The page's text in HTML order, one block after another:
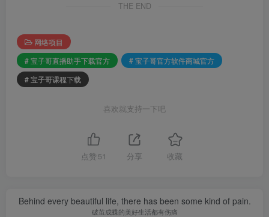
THE END
网络项目
# 宝子哥直播助手下载官方
# 宝子哥官方软件商城官方
# 宝子哥课程下载
喜欢就支持一下吧
点赞 51 分享 收藏
Behind every beautiful life, there has been some kind of pain.
破茧成蝶的美好生活都有伤痛